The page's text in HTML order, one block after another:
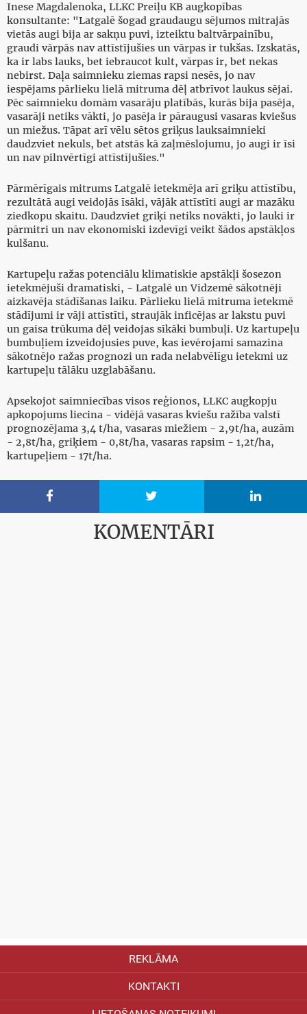
Inese Magdalenoka, LLKC Preiļu KB augkopības
konsultante: "Latgalē šogad graudaugu sējumos mitrajās
vietās augi bija ar sakņu puvi, izteiktu baltvārpainību,
graudi vārpās nav attīstījušies un vārpas ir tukšas. Izskatās,
ka ir labs lauks, bet iebraucot kult, vārpas ir, bet nekas
nebirst. Daļa saimnieku ziemas rapsi nesēs, jo nav
iespējams pārlieku lielā mitruma dēļ atbrīvot laukus sējai.
Pēc saimnieku domām vasarāju platībās, kurās bija pasēja,
vasarāji netiks vākti, jo pasēja ir pāraugusi vasaras kviešus
un miežus. Tāpat arī vēlu sētos griķus lauksaimnieki
daudzviet nekuls, bet atstās kā zaļmēslojumu, jo augi ir īsi
un nav pilnvērtīgi attīstījušies."
Pārmērīgais mitrums Latgalē ietekmēja arī griķu attīstību,
rezultātā augi veidojās īsāki, vājāk attīstīti augi ar mazāku
ziedkopu skaitu. Daudzviet griķi netiks novākti, jo lauki ir
pārmitri un nav ekonomiski izdevīgi veikt šādos apstākļos
kulšanu.
Kartupeļu ražas potenciālu klimatiskie apstākļi šosezon
ietekmējuši dramatiski, - Latgalē un Vidzemē sākotnēji
aizkavēja stādīšanas laiku. Pārlieku lielā mitruma ietekmē
stādījumi ir vāji attīstīti, straujāk inficējas ar lakstu puvi
un gaisa trūkuma dēļ veidojas sīkāki bumbuļi. Uz kartupeļu
bumbuļiem izveidojusies puve, kas ievērojami samazina
sākotnējo ražas prognozi un rada nelabvēlīgu ietekmi uz
kartupeļu tālāku uzglabāšanu.
Apsekojot saimniecības visos reģionos, LLKC augkopju
apkopojums liecina - vidējā vasaras kviešu ražība valstī
prognozējama 3,4 t/ha, vasaras miežiem - 2,9t/ha, auzām
- 2,8t/ha, griķiem - 0,8t/ha, vasaras rapsim - 1,2t/ha,
kartupeļiem - 17t/ha.
  
KOMENTĀRI
REKLĀMA
KONTAKTI